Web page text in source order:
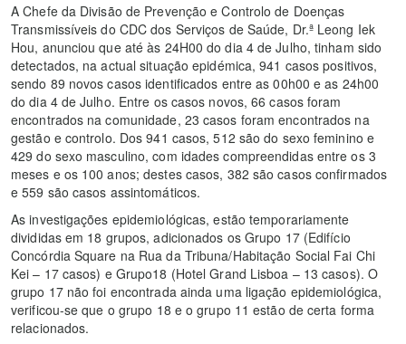
A Chefe da Divisão de Prevenção e Controlo de Doenças
Transmissíveis do CDC dos Serviços de Saúde, Dr.ª Leong Iek
Hou, anunciou que até às 24H00 do dia 4 de Julho, tinham sido
detectados, na actual situação epidémica, 941 casos positivos,
sendo 89 novos casos identificados entre as 00h00 e as 24h00
do dia 4 de Julho. Entre os casos novos, 66 casos foram
encontrados na comunidade, 23 casos foram encontrados na
gestão e controlo. Dos 941 casos, 512 são do sexo feminino e
429 do sexo masculino, com idades compreendidas entre os 3
meses e os 100 anos; destes casos, 382 são casos confirmados
e 559 são casos assintomáticos.
As investigações epidemiológicas, estão temporariamente
divididas em 18 grupos, adicionados os Grupo 17 (Edifício
Concórdia Square na Rua da Tribuna/Habitação Social Fai Chi
Kei – 17 casos) e Grupo18 (Hotel Grand Lisboa – 13 casos). O
grupo 17 não foi encontrada ainda uma ligação epidemiológica,
verificou-se que o grupo 18 e o grupo 11 estão de certa forma
relacionados.